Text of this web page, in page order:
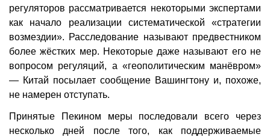
регуляторов рассматривается некоторыми экспертами
как начало реализации систематической «стратегии
возмездии». Расследование называют предвестником
более жёстких мер. Некоторые даже называют его не
вопросом регуляций, а «геополитическим манёвром»
— Китай посылает сообщение Вашингтону и, похоже,
не намерен отступать.
Принятые Пекином меры последовали всего через
несколько дней после того, как поддерживаемые